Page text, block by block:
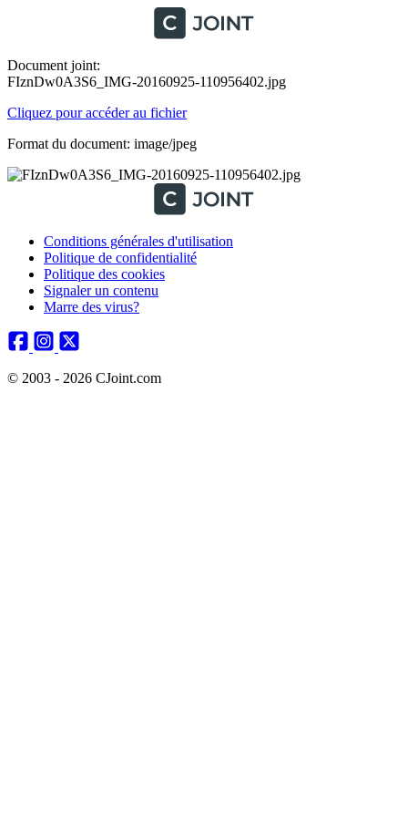
Document joint:
FIznDw0A3S6_IMG-20160925-110956402.jpg
Cliquez pour accéder au fichier
Format du document: image/jpeg
Conditions générales d'utilisation
Politique de confidentialité
Politique des cookies
Signaler un contenu
Marre des virus?
© 2003 - 2026 CJoint.com